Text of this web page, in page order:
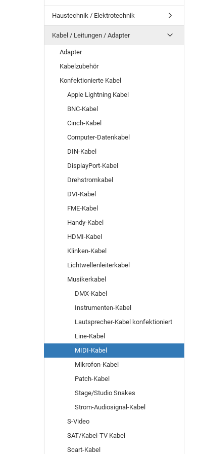
Haustechnik / Elektrotechnik
Kabel / Leitungen / Adapter
Adapter
Kabelzubehör
Konfektionierte Kabel
Apple Lightning Kabel
BNC-Kabel
Cinch-Kabel
Computer-Datenkabel
DIN-Kabel
DisplayPort-Kabel
Drehstromkabel
DVI-Kabel
FME-Kabel
Handy-Kabel
HDMI-Kabel
Klinken-Kabel
Lichtwellenleiterkabel
Musikerkabel
DMX-Kabel
Instrumenten-Kabel
Lautsprecher-Kabel konfektioniert
Line-Kabel
MIDI-Kabel
Mikrofon-Kabel
Patch-Kabel
Stage/Studio Snakes
Strom-Audiosignal-Kabel
S-Video
SAT/Kabel-TV Kabel
Scart-Kabel